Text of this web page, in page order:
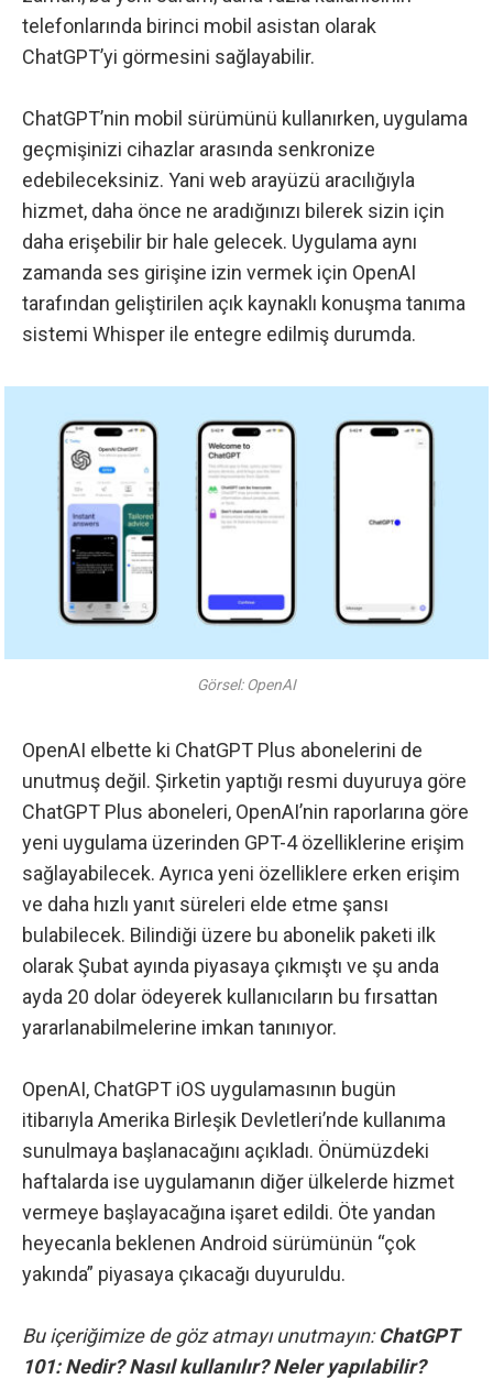
telefonlarında birinci mobil asistan olarak
ChatGPT’yi görmesini sağlayabilir.
ChatGPT’nin mobil sürümünü kullanırken, uygulama
geçmişinizi cihazlar arasında senkronize
edebileceksiniz. Yani web arayüzü aracılığıyla
hizmet, daha önce ne aradığınızı bilerek sizin için
daha erişebilir bir hale gelecek. Uygulama aynı
zamanda ses girişine izin vermek için OpenAI
tarafından geliştirilen açık kaynaklı konuşma tanıma
sistemi Whisper ile entegre edilmiş durumda.
Görsel: OpenAI
OpenAI elbette ki ChatGPT Plus abonelerini de
unutmuş değil. Şirketin yaptığı resmi duyuruya göre
ChatGPT Plus aboneleri, OpenAI’nin raporlarına göre
yeni uygulama üzerinden GPT-4 özelliklerine erişim
sağlayabilecek. Ayrıca yeni özelliklere erken erişim
ve daha hızlı yanıt süreleri elde etme şansı
bulabilecek. Bilindiği üzere bu abonelik paketi ilk
olarak Şubat ayında piyasaya çıkmıştı ve şu anda
ayda 20 dolar ödeyerek kullanıcıların bu fırsattan
yararlanabilmelerine imkan tanınıyor.
OpenAI, ChatGPT iOS uygulamasının bugün
itibarıyla Amerika Birleşik Devletleri’nde kullanıma
sunulmaya başlanacağını açıkladı. Önümüzdeki
haftalarda ise uygulamanın diğer ülkelerde hizmet
vermeye başlayacağına işaret edildi. Öte yandan
heyecanla beklenen Android sürümünün “çok
yakında” piyasaya çıkacağı duyuruldu.
Bu içeriğimize de göz atmayı unutmayın:ChatGPT
101: Nedir? Nasıl kullanılır? Neler yapılabilir?